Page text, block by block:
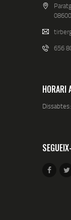
656
HORARI